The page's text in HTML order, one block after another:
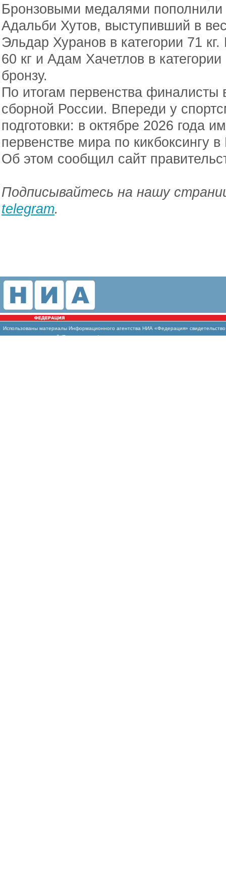
Бронзовыми медалями пополнили
Адальби Хутов, выступивший в
Эльдар Хуранов в категории 71
60 кг и Адам Хачетлов в
бронзу.
По итогам первенства финалисты
сборной России. Впереди у
подготовки: в октябре 2026 года
первенстве мира по кикбоксингу
Об этом сообщил сайт
Подписывайтесь на нашу
telegram.
Использованы материалы Информационного агентства НИА «Федерация»
массовых коммуникаций (Роскомнадзор)